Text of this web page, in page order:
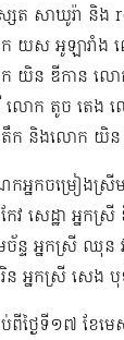
សែត សាឃូរ៉ា និ
យស អូឡារាំង
យិន ឌីកាន លោ
លោក តូច តេង
ក និងលោក យិន
អ្នកចម្រៀងស្រីម
ែវ សេដ្ឋា អ្នក
ន្ទ អ្នកស្រី ឈុន
ន អ្នកស្រី សេង
ប់​ពីថ្ងៃទី១៧ ខែ